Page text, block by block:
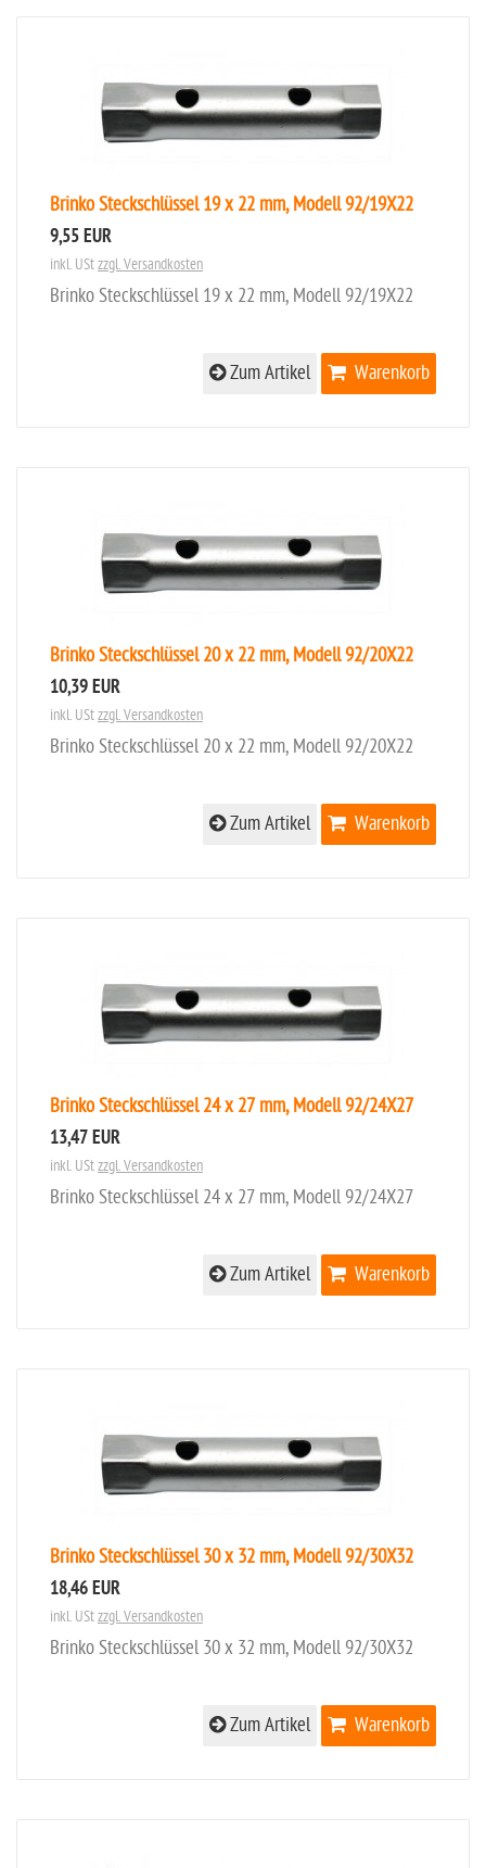
Brinko Steckschlüssel 19 x 22 mm, Modell 92/19X22
9,55 EUR
inkl. UStzzgl. Versandkosten
Brinko Steckschlüssel 19 x 22 mm, Modell 92/19X22
Warenkorb
Zum Artikel
Brinko Steckschlüssel 20 x 22 mm, Modell 92/20X22
10,39 EUR
inkl. UStzzgl. Versandkosten
Brinko Steckschlüssel 20 x 22 mm, Modell 92/20X22
Warenkorb
Zum Artikel
Brinko Steckschlüssel 24 x 27 mm, Modell 92/24X27
13,47 EUR
inkl. UStzzgl. Versandkosten
Brinko Steckschlüssel 24 x 27 mm, Modell 92/24X27
Warenkorb
Zum Artikel
Brinko Steckschlüssel 30 x 32 mm, Modell 92/30X32
18,46 EUR
inkl. UStzzgl. Versandkosten
Brinko Steckschlüssel 30 x 32 mm, Modell 92/30X32
Warenkorb
Zum Artikel